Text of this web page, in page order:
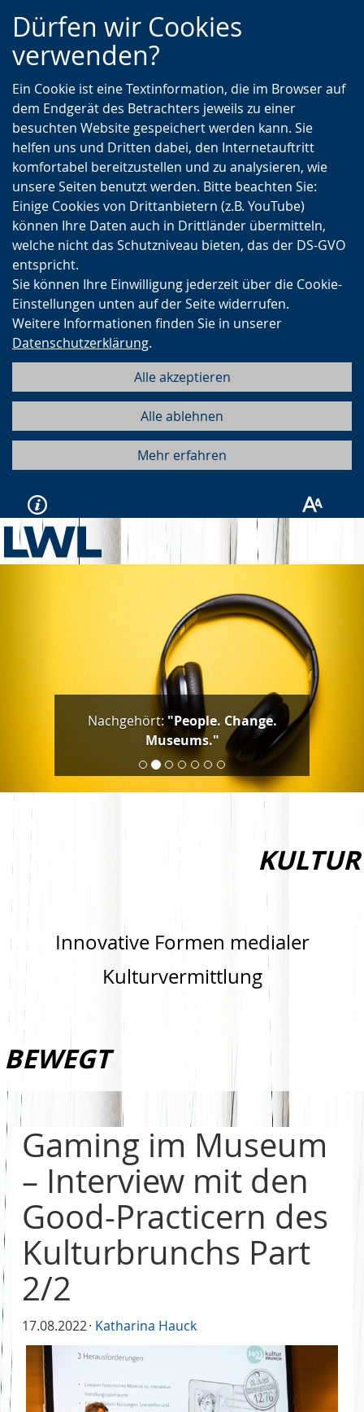
Zur
Hauptnavigation
Zur
Seitennavigation
Zum
Inhalt
Dürfen wir Cookies
verwenden?
Ein Cookie ist eine Textinformation, die im Browser auf
dem Endgerät des Betrachters jeweils zu einer
besuchten Website gespeichert werden kann. Sie
helfen uns und Dritten dabei, den Internetauftritt
komfortabel bereitzustellen und zu analysieren, wie
unsere Seiten benutzt werden. Bitte beachten Sie:
Einige Cookies von Drittanbietern (z.B. YouTube)
können Ihre Daten auch in Drittländer übermitteln,
welche nicht das Schutzniveau bieten, das der DS-GVO
entspricht.
Sie können Ihre Einwilligung jederzeit über die Cookie-
Einstellungen unten auf der Seite widerrufen.
Weitere Informationen finden Sie in unserer
Datenschutzerklärung.
Alle akzeptieren
Alle ablehnen
Mehr erfahren
Nachgehört: "People. Change.
Museums."
KULTUR
Innovative Formen medialer
Kulturvermittlung
BEWEGT
Gaming im Museum
– Interview mit den
Good-Practicern des
Kulturbrunchs Part
2/2
17.08.2022 Katharina Hauck